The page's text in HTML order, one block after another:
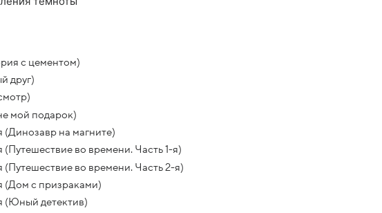
с цементом)
друг)
мой подарок)
(Динозавр на магните)
(Путешествие во времени. Часть 1-я)
(Путешествие во времени. Часть 2-я)
(Дом с призраками)
(Юный детектив)